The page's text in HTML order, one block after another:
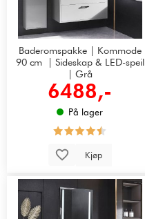
Baderomspakke | Kommode
90 cm | Sideskap & LED-speil
| Grå
6488,-
På lager
Kjøp